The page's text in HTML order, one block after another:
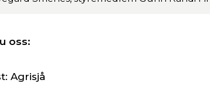
oss:
Agrisjå